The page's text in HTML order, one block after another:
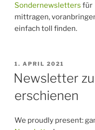
Sondernewsletters für
mittragen,
einfach toll finden.
VERÖFFENTLICHT
AM
1. APRIL 2021
Newsletter
erschienen
We proudly present: